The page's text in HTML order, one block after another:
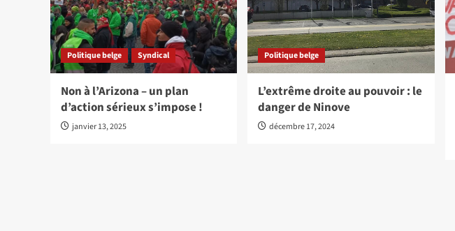
Politique belge Syndical
Non à l’Arizona – un plan
d’action sérieux s’impose !
janvier 13, 2025
Politique belge
L’extrême droite au pouvoir : le
danger de Ninove
décembre 17, 2024